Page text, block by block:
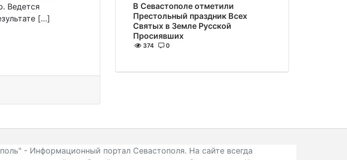
Ведется
[…]
В Севастополе отметили
Престольный праздник Всех
Святых в Земле Русской
Просиявших
374 0
- Информационный портал Севастополя. На сайте всегда